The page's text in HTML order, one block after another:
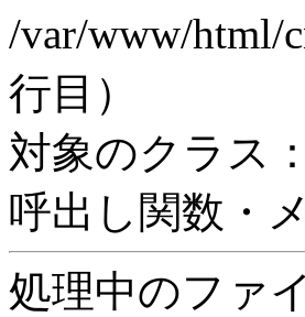
/var/www/html/
行目）
対象のクラス
呼出し関数・
処理中のファ